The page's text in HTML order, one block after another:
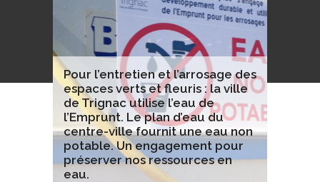
Pour l’entretien et l’arrosage des
espaces verts et fleuris : la ville
de Trignac utilise l’eau de
l’Emprunt. Le plan d’eau du
centre-ville fournit une eau non
potable. Un engagement pour
préserver nos ressources en
eau.